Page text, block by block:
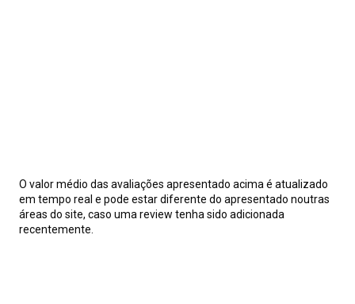
O valor médio das avaliações apresentado acima é atualizado
em tempo real e pode estar diferente do apresentado noutras
áreas do site, caso uma review tenha sido adicionada
recentemente.